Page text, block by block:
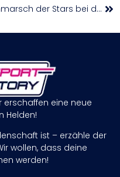
Einmarsch der Stars bei den win2day Open Tennis Staatsmeisterschaften
erschaffen eine neue
Helden!
ist – erzähle der
wollen, dass deine
werden!